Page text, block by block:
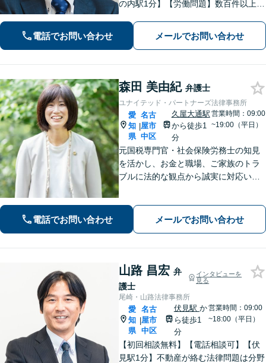
の内駅1分】【労働問題】数百件以上の
害など。企業法務、相続、交通事故､不
動産、離婚問題、などもお任せくださ
電話でお問い合わせ メールでお問い合わせ
森田 美由紀 弁護士
ユナイテッド・パートナーズ法律事務所
愛
知
県
|
名古
屋市
中区
久屋大通駅
から徒歩1
分
営業時間：09:00
~19:00（平日）
元国税専門官・社会保険労務士の知見
を活かし、お金と職場、ご家族のトラ
ブルに法的な観点から誠実に対応いた
らのご相談可
電話でお問い合わせ メールでお問い合わせ
山路 昌宏 弁
護士
インタビューを
見る
尾崎・山路法律事務所
愛
知
県
|
名古
屋市
中区
伏見駅 か
ら徒歩1
分
営業時間：09:00
~18:00（平日）
【初回相談無料】【電話相談可】【伏
見駅1分】不動産が絡む法律問題は分野